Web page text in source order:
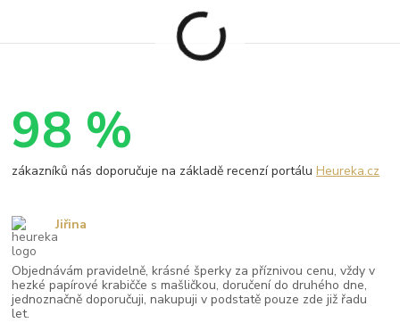
98 %
zákazníků nás doporučuje na základě recenzí portáluHeureka.cz
Objednávám pravidelně, krásné šperky za příznivou cenu, vždy v
hezké papírové krabičče s mašličkou, doručení do druhého dne,
jednoznačně doporučuji, nakupuji v podstatě pouze zde již řadu
let.
Jiřina